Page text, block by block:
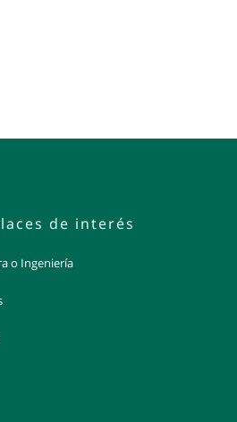
de interés
o Ingeniería